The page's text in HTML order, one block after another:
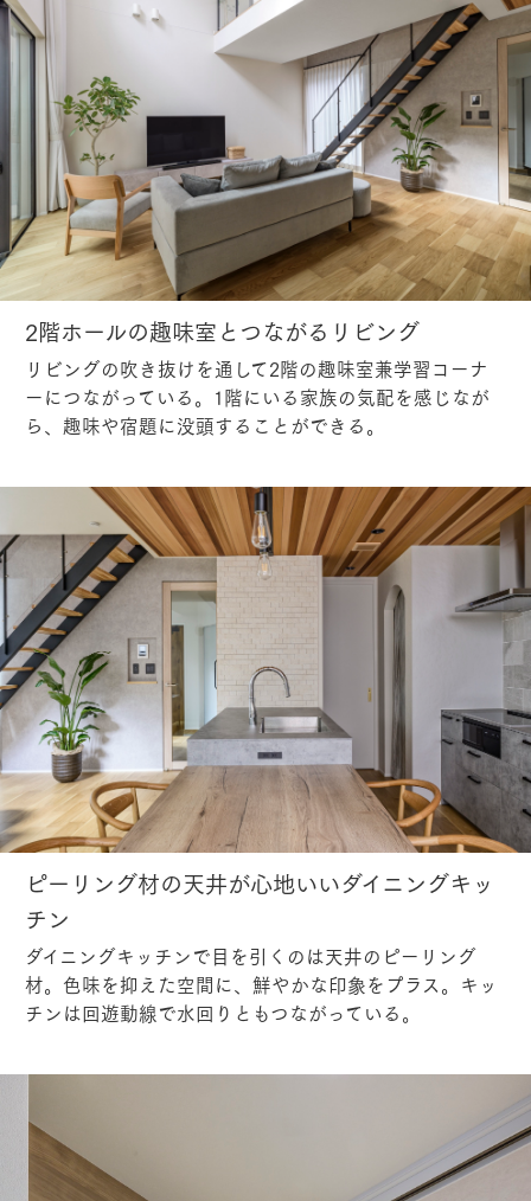
2階ホールの趣味室とつながるリビング
リビングの吹き抜けを通して2階の趣味室兼学習コーナ
ーにつながっている。1階にいる家族の気配を感じなが
ら、趣味や宿題に没頭することができる。
ピーリング材の天井が心地いいダイニングキッ
チン
ダイニングキッチンで目を引くのは天井のピーリング
材。色味を抑えた空間に、鮮やかな印象をプラス。キッ
チンは回遊動線で水回りともつながっている。